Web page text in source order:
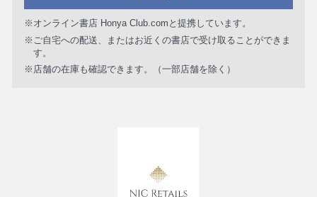
※オンライン書店 Honya Club.comと提携しています。
※ご自宅への配送、またはお近くの書店で受け取ることができま
す。
※店舗の在庫も確認できます。（一部店舗を除く）